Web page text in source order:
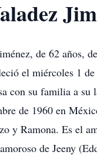
de 62 años,
el miércoles 1
con su familia a su
de 1960 en
y Ramona. Es el
de Jeeny